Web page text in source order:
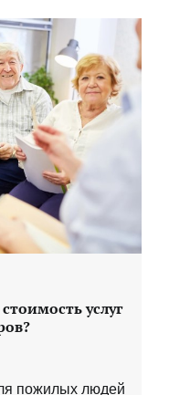
услуг
пожилых людей